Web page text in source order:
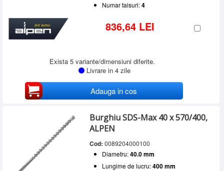
Numar taisuri:4
836,64 LEI
Exista 5 variante/dimensiuni diferite.
Livrare in 4 zile
Adauga in cos
Burghiu SDS-Max 40 x 570/400,
ALPEN
Cod: 0089204000100
Diametru:40.0 mm
Lungime de lucru:400 mm